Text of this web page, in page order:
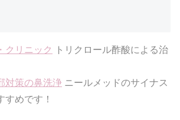
クリニック
トリクロール酢酸による治
対策の鼻洗浄 ニールメッドのサイナス
すめです！